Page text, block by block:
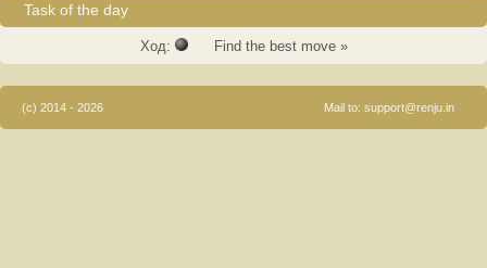
Task of the day
Ход: Find the best move »
(c) 2014 - 2026 Mail to: support@renju.in